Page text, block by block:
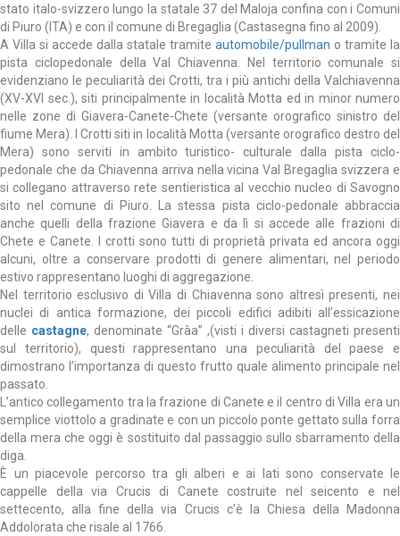
stato italo-svizzero lungo la statale 37 del Maloja confina con i Comuni
di Piuro (ITA) e con il comune di Bregaglia (Castasegna fino al 2009).
A Villa si accede dalla statale tramite automobile/pullman o tramite la
pista ciclopedonale della Val Chiavenna. Nel territorio comunale si
evidenziano le peculiarità dei Crotti, tra i più antichi della Valchiavenna
(XV-XVI sec.), siti principalmente in località Motta ed in minor numero
nelle zone di Giavera-Canete-Chete (versante orografico sinistro del
fiume Mera). I Crotti siti in località Motta (versante orografico destro del
Mera) sono serviti in ambito turistico- culturale dalla pista ciclo-
pedonale che da Chiavenna arriva nella vicina Val Bregaglia svizzera e
si collegano attraverso rete sentieristica al vecchio nucleo di Savogno
sito nel comune di Piuro. La stessa pista ciclo-pedonale abbraccia
anche quelli della frazione Giavera e da lì si accede alle frazioni di
Chete e Canete. I crotti sono tutti di proprietà privata ed ancora oggi
alcuni, oltre a conservare prodotti di genere alimentari, nel periodo
estivo rappresentano luoghi di aggregazione.
Nel territorio esclusivo di Villa di Chiavenna sono altresì presenti, nei
nuclei di antica formazione, dei piccoli edifici adibiti all’essicazione
delle castagne, denominate “Gràa” ,(visti i diversi castagneti presenti
sul territorio), questi rappresentano una peculiarità del paese e
dimostrano l’importanza di questo frutto quale alimento principale nel
passato.
L’antico collegamento tra la frazione di Canete e il centro di Villa era un
semplice viottolo a gradinate e con un piccolo ponte gettato sulla forra
della mera che oggi è sostituito dal passaggio sullo sbarramento della
diga.
È un piacevole percorso tra gli alberi e ai lati sono conservate le
cappelle della via Crucis di Canete costruite nel seicento e nel
settecento, alla fine della via Crucis c’è la Chiesa della Madonna
Addolorata che risale al 1766.